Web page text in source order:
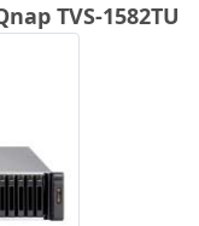
TVS-1582TU